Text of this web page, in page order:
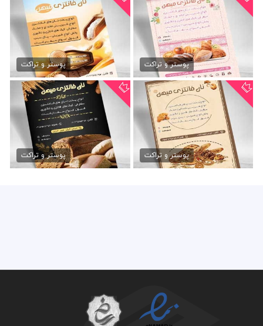
دانلود تراکت نان فانتزی psd
79,000 تومان پوستر و تراکت
طرح تراکت فروشگاه نان...
79,000 تومان پوستر و تراکت
دانلود تراکت نان فانتزی psd
79,000 تومان پوستر و تراکت
طرح تراکت نان فانتزی psd
79,000 تومان پوستر و تراکت